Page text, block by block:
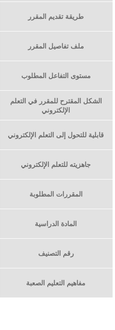
طريقة تقديم المقرر
ملف تفاصيل المقرر
مستوى التفاعل المطلوب
الشكل المقترح للمقرر في التعلم
الإلكتروني
قابلية للتحول إلى التعلم الإلكتروني
جاهزيته للتعلم الإلكتروني
المقررات المطلوبة
المادة الدراسية
رقم التصنيف
مفاهيم التعليم الصعبة